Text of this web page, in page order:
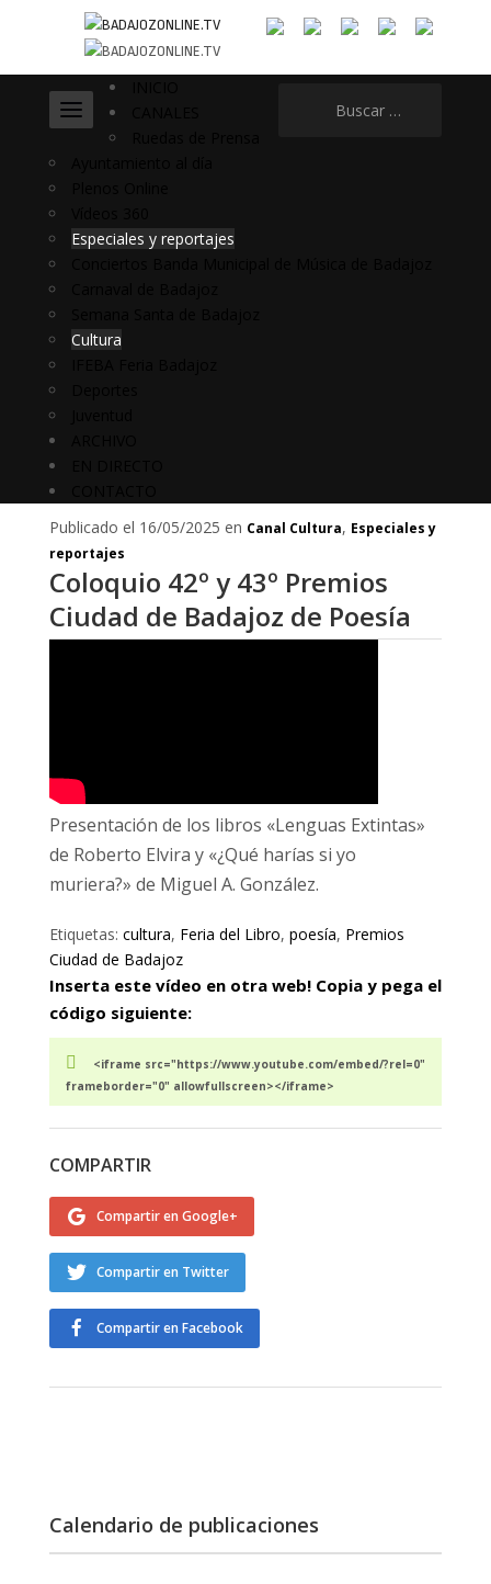
Especiales y reportajes
Cultura
Publicado el 16/05/2025 en Canal Cultura, Especiales y
reportajes
Coloquio 42º y 43º Premios
Ciudad de Badajoz de Poesía
Presentación de los libros «Lenguas Extintas»
de Roberto Elvira y «¿Qué harías si yo
muriera?» de Miguel A. González.
Etiquetas: cultura, Feria del Libro, poesía, Premios
Ciudad de Badajoz
Inserta este vídeo en otra web! Copia y pega el
código siguiente:
<iframe src="https://www.youtube.com/embed/?rel=0"
frameborder="0" allowfullscreen></iframe>
COMPARTIR
Compartir en Google+
Compartir en Twitter
Compartir en Facebook
Calendario de publicaciones